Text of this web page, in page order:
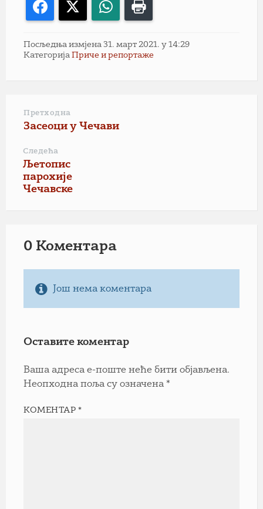
Facebook WhatsApp
Посљедња измјена 31. март 2021. у 14:29
Категорија Приче и репортаже
Претходна
Засеоци у Чечави
Следећа
Љетопис
парохије
Чечавске
0 Коментарa
Још нема коментара
Оставите коментар
Ваша адреса е-поште неће бити објављена.
Неопходна поља су означена *
КОМЕНТАР*